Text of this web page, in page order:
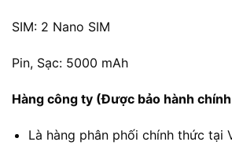
SIM: 2 Nano SIM
Pin, Sạc: 5000 mAh
Hàng công ty (Được bảo hành
Là hàng phân phối chính thức tại